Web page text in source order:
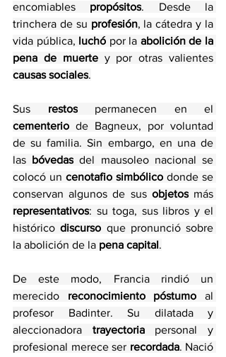
encomiables propósitos. Desde la
trinchera de su profesión, la cátedra y la
vida pública, luchó por la abolición de la
pena de muerte
causas sociales.
Sus restos
cementerio de Bagneux, por voluntad
de su familia. Sin embargo, en una de
las bóvedas del mausoleo nacional se
colocó un cenotafio simbólico donde se
conservan algunos de sus objetos
representativos: su toga, sus libros y el
histórico discurso que pronunció sobre
la abolición de la pena capital.
De este modo, Francia rindió un
merecido reconocimiento póstumo al
profesor Badinter. Su dilatada y
aleccionadora trayectoria personal y
profesional merece ser recordada. Nació